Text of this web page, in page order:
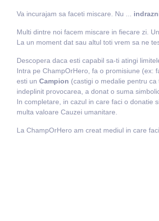
Va incurajam sa faceti miscare. Nu ...
Multi dintre noi facem miscare in fiecare zi.
La un moment dat sau altul toti vrem sa ne
Descopera daca esti capabil sa-ti atingi
Intra pe ChampOrHero, fa o promisiune (ex:
esti un Campion (castigi o medalie pentru
indeplinit provocarea, a donat o suma
In completare, in cazul in care faci o donatie
multa valoare Cauzei umanitare.
La ChampOrHero am creat mediul in care